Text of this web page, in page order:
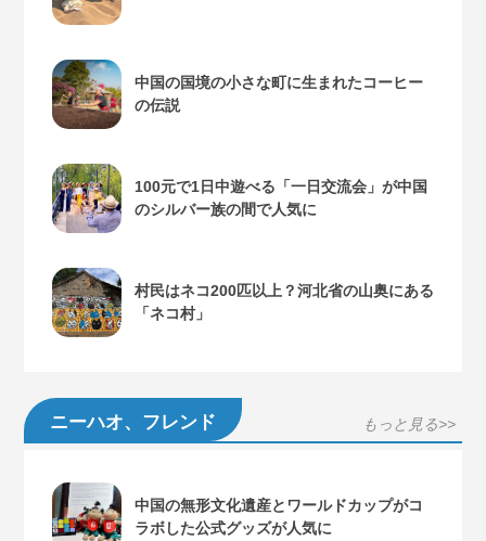
中国の国境の小さな町に生まれたコーヒー
の伝説
100元で1日中遊べる「一日交流会」が中国
のシルバー族の間で人気に
村民はネコ200匹以上？河北省の山奥にある
「ネコ村」
ニーハオ、フレンド もっと見る>>
中国の無形文化遺産とワールドカップがコ
ラボした公式グッズが人気に